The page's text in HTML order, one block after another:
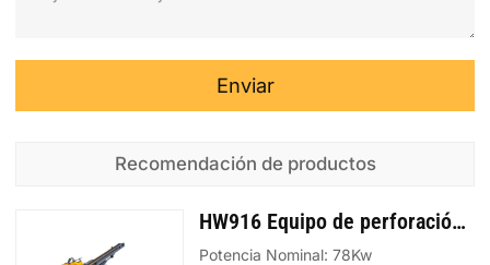
Enviar
Recomendación de productos
HW916 Equipo de perforación de superficie DTH separado
Potencia Nominal: 78Kw